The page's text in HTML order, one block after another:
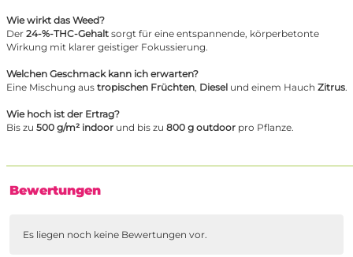
Wie wirkt das Weed?
Der 24-%-THC-Gehalt sorgt für eine entspannende, körperbetonte
Wirkung mit klarer geistiger Fokussierung.
Welchen Geschmack kann ich erwarten?
Eine Mischung aus tropischen Früchten, Diesel und einem Hauch Zitrus.
Wie hoch ist der Ertrag?
Bis zu 500 g/m² indoor und bis zu 800 g outdoor pro Pflanze.
Bewertungen
Es liegen noch keine Bewertungen vor.